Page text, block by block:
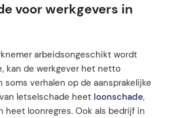
voor werkgevers in
arbeidsongeschikt wordt
kan de werkgever het netto
soms verhalen op de aansprakelijke
letselschade heet loonschade,
heet loonregres. Ook als bedrijf in